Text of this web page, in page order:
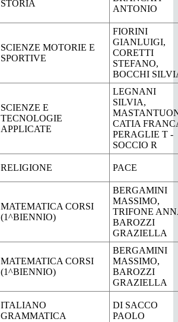
STORIA
ANTONIO
SCIENZE MOTORIE E
SPORTIVE
FIORINI
GIANLUIGI,
CORETTI
STEFANO,
BOCCHI
SCIENZE E
TECNOLOGIE
APPLICATE
LEGNANI
SILVIA,
CATIA
PERAGLIE T -
SOCCIO R
RELIGIONE PACE
MATEMATICA CORSI
(1^BIENNIO)
BERGAMINI
MASSIMO,
TRIFONE
BAROZZI
GRAZIELLA
MATEMATICA CORSI
(1^BIENNIO)
BERGAMINI
MASSIMO,
BAROZZI
GRAZIELLA
ITALIANO
GRAMMATICA
DI SACCO
PAOLO